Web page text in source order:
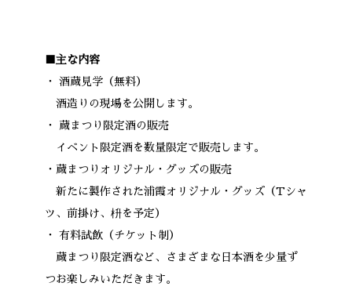
■主な内容
・ 酒蔵見学（無料）
酒造りの現場を公開します。
・ 蔵まつり限定酒の販売
イベント限定酒を数量限定で販売します。
・蔵まつりオリジナル・グッズの販売
新たに製作された浦霞オリジナル・グッズ（Tシャ
ツ、前掛け、枡を予定）
・ 有料試飲（チケット制）
蔵まつり限定酒など、さまざまな日本酒を少量ず
つお楽しみいただきます。